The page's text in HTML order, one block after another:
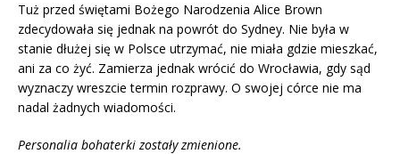
Tuż przed świętami Bożego Narodzenia Alice Brown
zdecydowała się jednak na powrót do Sydney. Nie była w
stanie dłużej się w Polsce utrzymać, nie miała gdzie mieszkać,
ani za co żyć. Zamierza jednak wrócić do Wrocławia, gdy sąd
wyznaczy wreszcie termin rozprawy. O swojej córce nie ma
nadal żadnych wiadomości.
Personalia bohaterki zostały zmienione.